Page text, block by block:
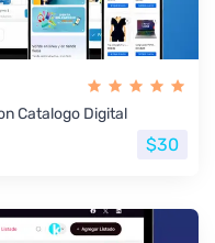
Catalogo Digital
$30